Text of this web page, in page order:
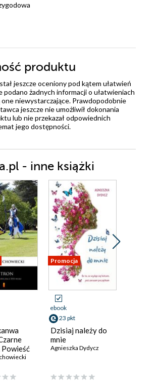
produktu
jeszcze oceniony pod kątem ułatwień
podano żadnych informacji o ułatwieniach
niewystarczające. Prawdopodobnie
jeszcze nie umożliwił dokonania
lub nie przekazał odpowiednich
jego dostępności.
- inne książki
Powieść
z XVII
Promocja
ebook
23 pkt
Dzisiaj należy do
mnie
Agnieszka Dydycz